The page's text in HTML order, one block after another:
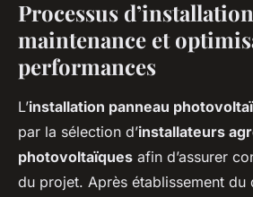
Processus
maintenance et
performances
L’installation panneau
par la sélection d’installateurs
photovoltaïques afin d’assurer
du projet. Après établissement du